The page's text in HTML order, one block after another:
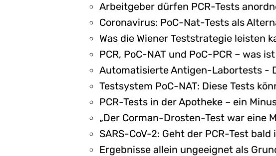
Arbeitgeber dürfen PCR-Tests
Coronavirus: PoC-Nat-Tests als
Was die Wiener Teststrategie leisten
PCR, PoC-NAT und PoC-PCR – was
Automatisierte Antigen-Labortests -
Testsystem PoC-NAT: Diese Tests
PCR-Tests in der Apotheke – ein
„Der Corman-Drosten-Test war eine
SARS-CoV-2: Geht der PCR-Test
Ergebnisse allein ungeeignet als